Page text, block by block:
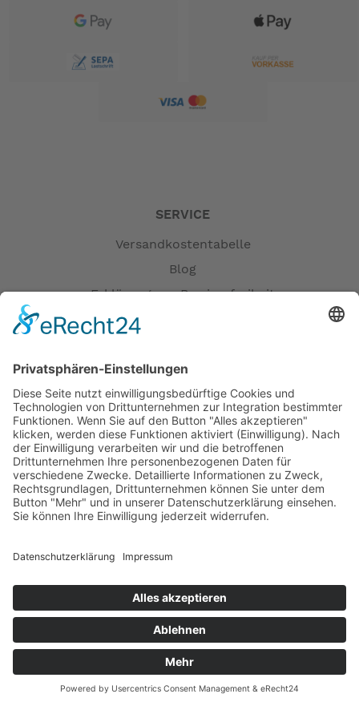
SERVICE
Versandkostentabelle
Blog
Erklärung zur Barrierefreiheit
Versandpartner
Zahlung und Versand
Öffnungszeiten
Verfügbarkeit
Größenrechner (Umlaufmaß)
Datenschutz
Fernabsatz
Widerrufsrecht bei Reparaturen
Kontakt
Ergänzende Allgemeine Geschäftsbedingungen zum
easyCredit-Ratenkauf
Garantiefall